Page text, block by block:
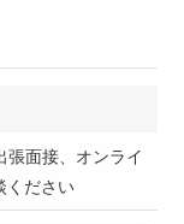
面接、オンライ
ください